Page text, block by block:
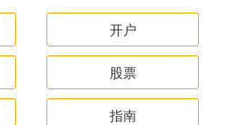
开户
股票
指南